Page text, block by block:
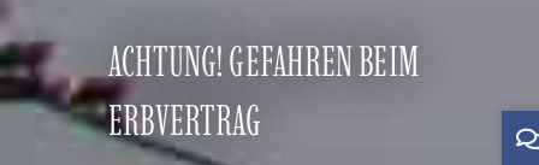
ACHTUNG! GEFAHREN BEIM
ERBVERTRAG